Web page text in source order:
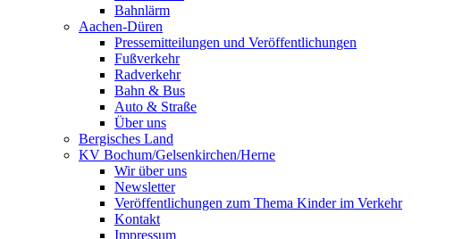
Bahnlärm
Aachen-Düren
Pressemitteilungen und Veröffentlichungen
Fußverkehr
Radverkehr
Bahn & Bus
Auto & Straße
Über uns
Bergisches Land
KV Bochum/Gelsenkirchen/Herne
Wir über uns
Newsletter
Veröffentlichungen zum Thema Kinder im Verkehr
Kontakt
Impressum